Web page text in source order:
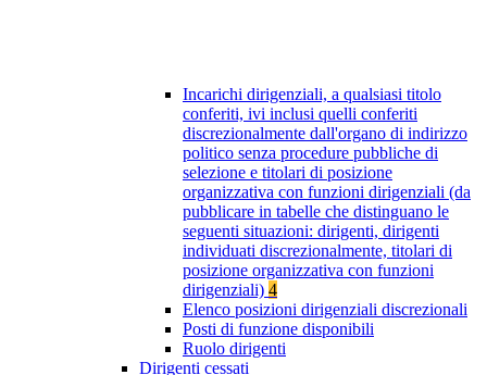
Incarichi dirigenziali, a qualsiasi titolo
conferiti, ivi inclusi quelli conferiti
discrezionalmente dall'organo di indirizzo
politico senza procedure pubbliche di
selezione e titolari di posizione
organizzativa con funzioni dirigenziali (da
pubblicare in tabelle che distinguano le
seguenti situazioni: dirigenti, dirigenti
individuati discrezionalmente, titolari di
posizione organizzativa con funzioni
dirigenziali) 4
Elenco posizioni dirigenziali discrezionali
Posti di funzione disponibili
Ruolo dirigenti
Dirigenti cessati